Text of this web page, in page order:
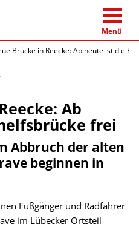
Menü
Brücke in Reecke: Ab heute ist die
Ab
frei
Abbruch der alten
beginnen in
Fußgänger und Radfahrer
im Lübecker Ortsteil